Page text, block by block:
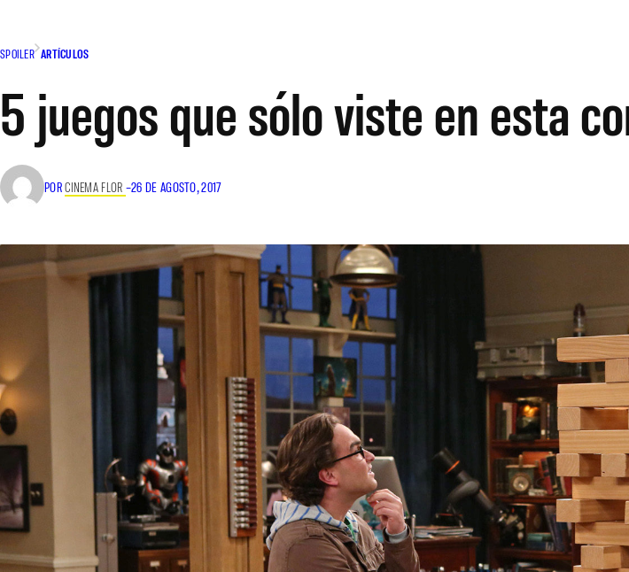
SPOILER ARTÍCULOS
5 juegos que sólo viste en esta
PORCINEMA FLOR –26 DE AGOSTO, 2017